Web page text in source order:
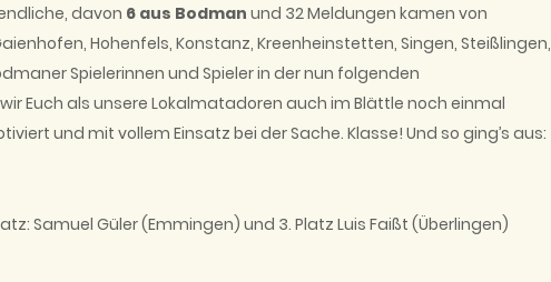
davon 6 aus Bodman und 32 Meldungen kamen von
Hohenfels, Konstanz, Kreenheinstetten, Singen, Steißlingen,
Spielerinnen und Spieler in der nun folgenden
Euch als unsere Lokalmatadoren auch im Blättle noch einmal
und mit vollem Einsatz bei der Sache. Klasse! Und so ging’s aus:
Samuel Güler (Emmingen) und 3. Platz Luis Faißt (Überlingen)